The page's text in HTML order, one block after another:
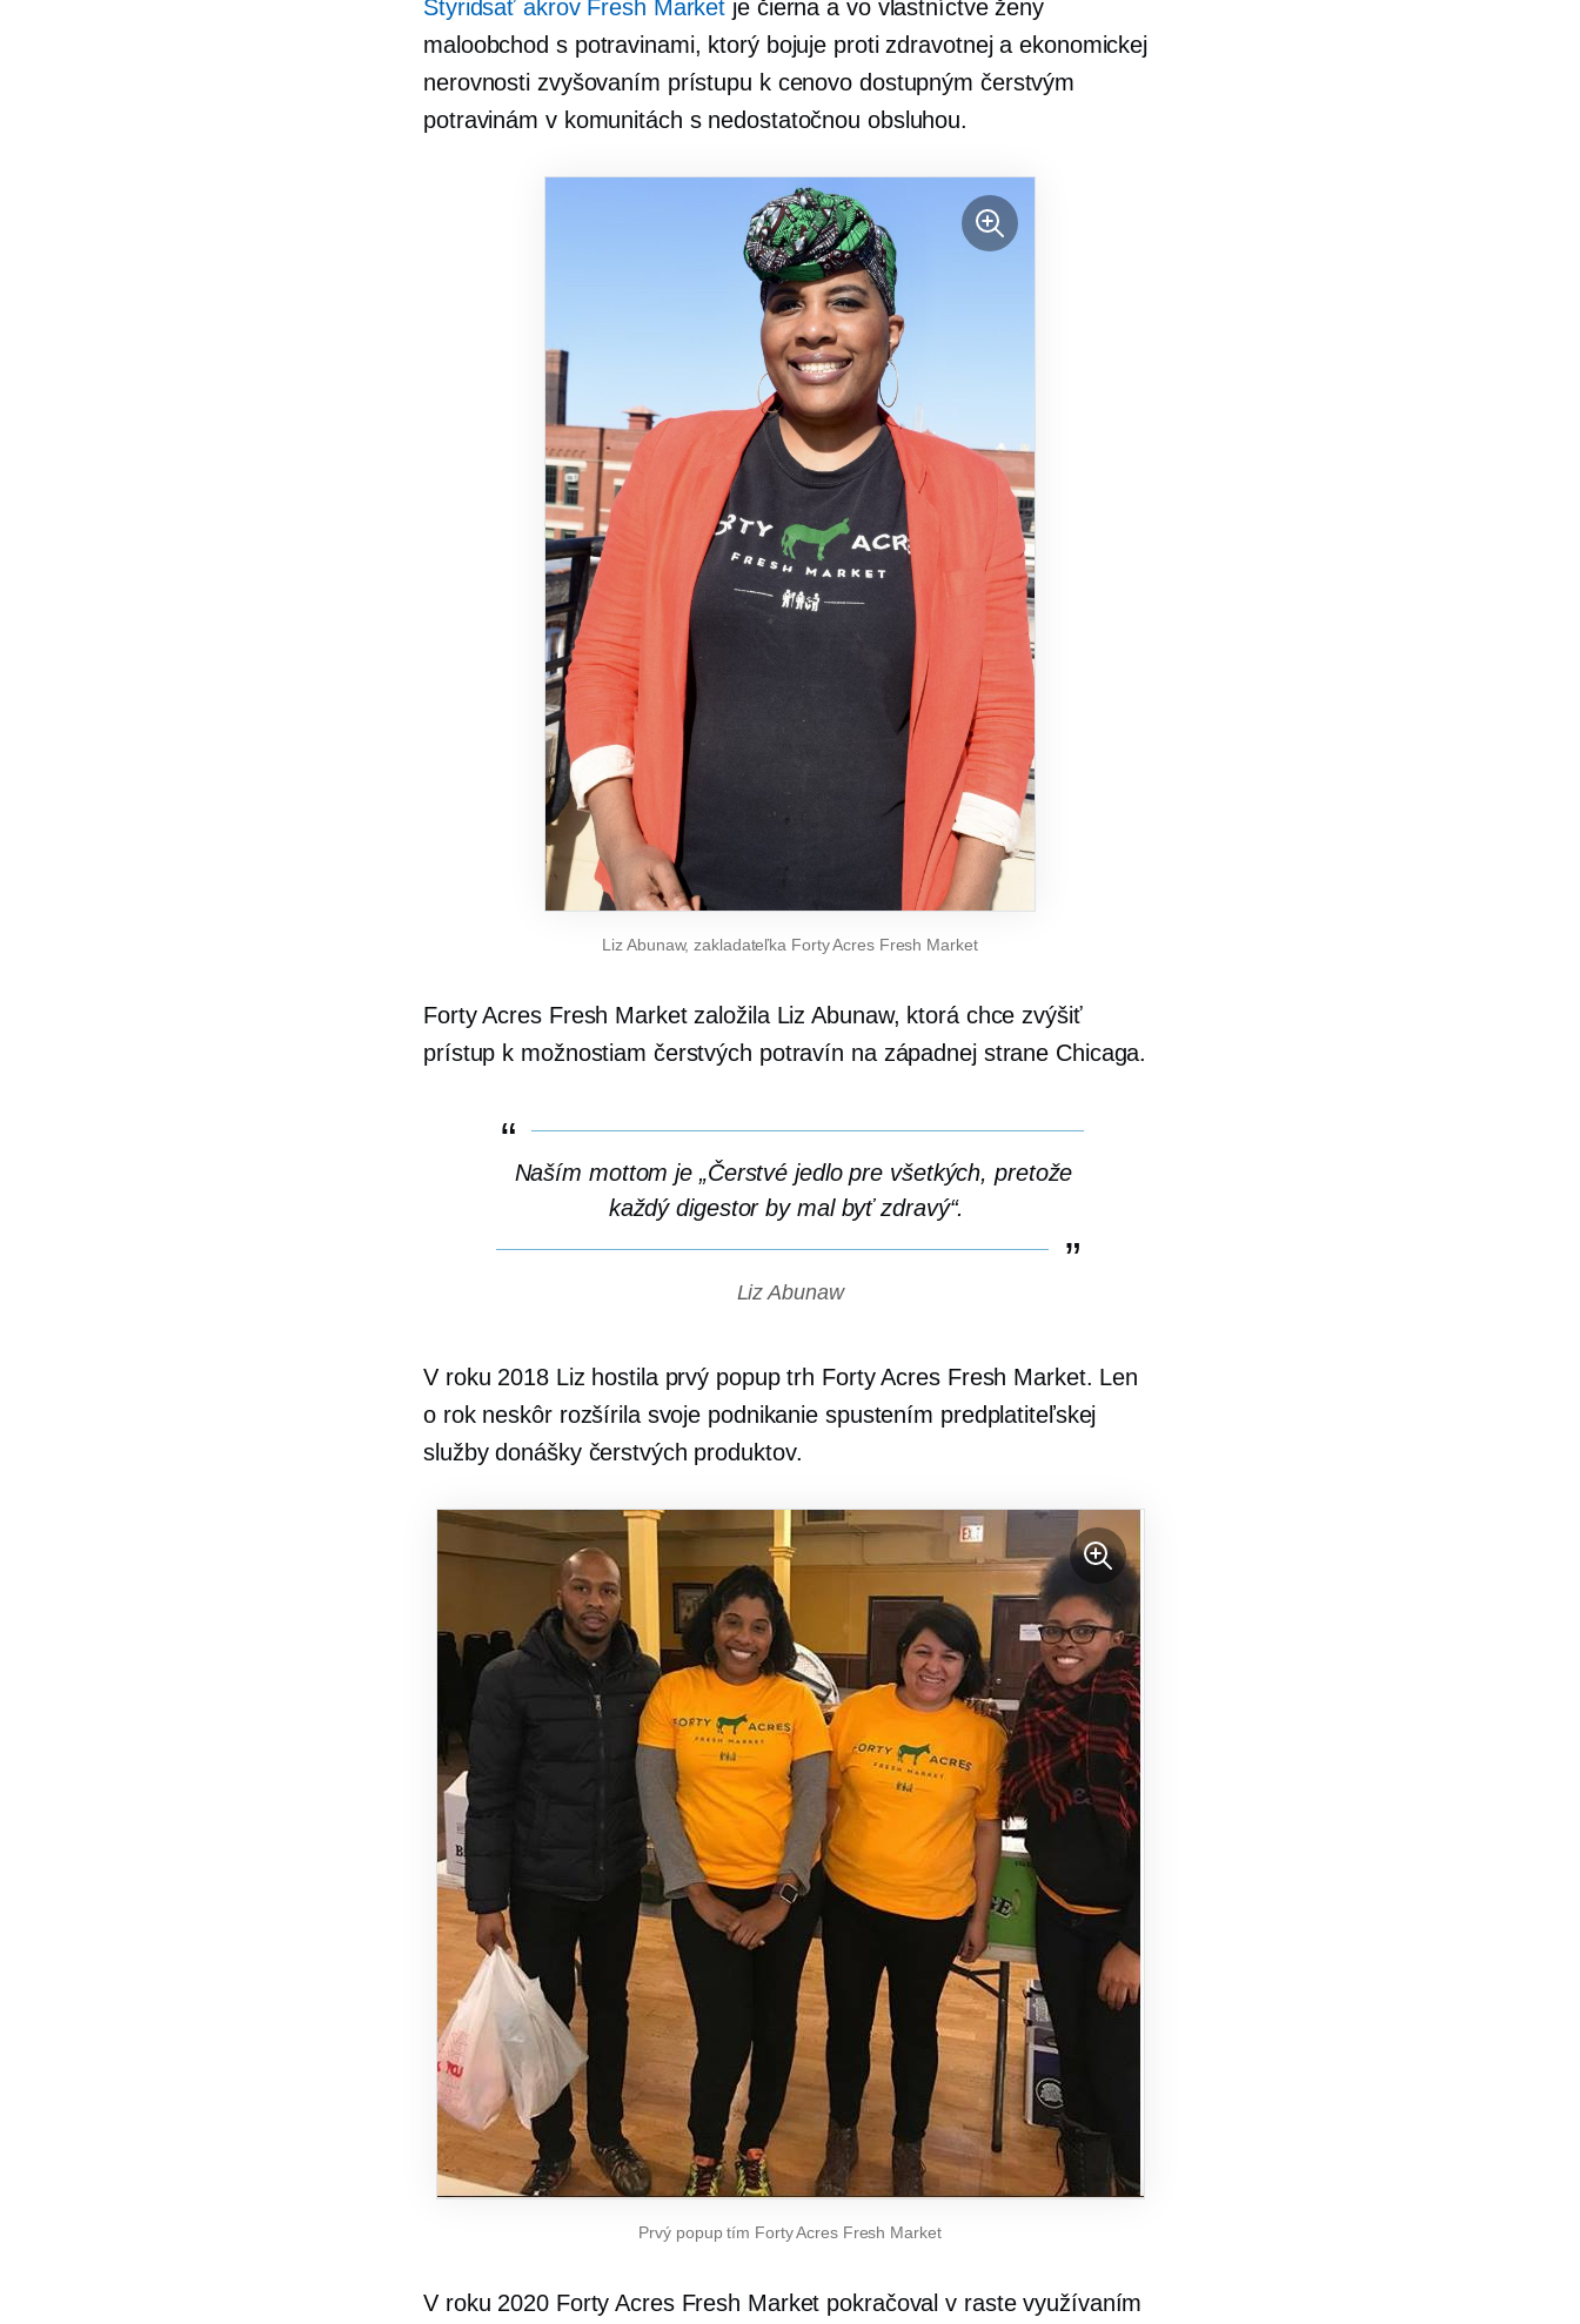
Štyridsať akrov Fresh Market je čierna a vo vlastníctve ženy
maloobchod s potravinami, ktorý bojuje proti zdravotnej a ekonomickej
nerovnosti zvyšovaním prístupu k cenovo dostupným čerstvým
potravinám v komunitách s nedostatočnou obsluhou.
Liz Abunaw, zakladateľka Forty Acres Fresh Market
Forty Acres Fresh Market založila Liz Abunaw, ktorá chce zvýšiť
prístup k možnostiam čerstvých potravín na západnej strane Chicaga.
Naším mottom je „Čerstvé jedlo pre všetkých, pretože
každý digestor by mal byť zdravý“.
Liz Abunaw
V roku 2018 Liz hostila prvý popup trh Forty Acres Fresh Market. Len
o rok neskôr rozšírila svoje podnikanie spustením predplatiteľskej
služby donášky čerstvých produktov.
Prvý popup tím Forty Acres Fresh Market
V roku 2020 Forty Acres Fresh Market pokračoval v raste využívaním